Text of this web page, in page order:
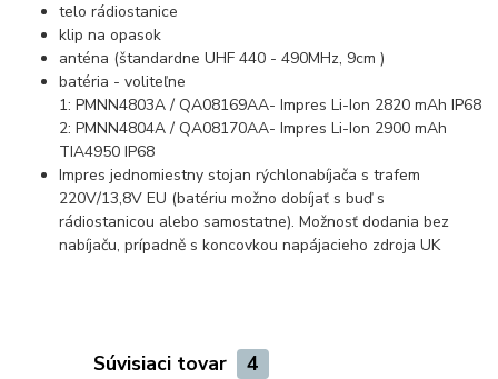
telo rádiostanice
klip na opasok
anténa (štandardne UHF 440 - 490MHz, 9cm )
batéria - voliteľne
1: PMNN4803A / QA08169AA- Impres Li-Ion 2820 mAh IP68
2: PMNN4804A / QA08170AA- Impres Li-Ion 2900 mAh
TIA4950 IP68
Impres jednomiestny stojan rýchlonabíjača s trafem
220V/13,8V EU (batériu možno dobíjať s buď s
rádiostanicou alebo samostatne). Možnosť dodania bez
nabíjaču, prípadně s koncovkou napájacieho zdroja UK
Súvisiaci tovar 4